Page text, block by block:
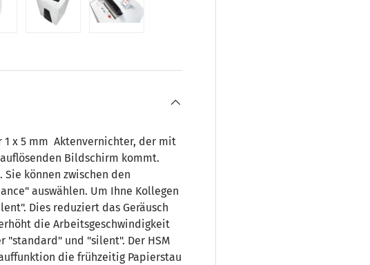
1 x 5 mm Aktenvernichter, der mit
Bildschirm kommt.
können zwischen den
auswählen. Um Ihne Kollegen
Dies reduziert das Geräusch
die Arbeitsgeschwindigkeit
"standard" und "silent". Der HSM
die frühzeitig Papierstau